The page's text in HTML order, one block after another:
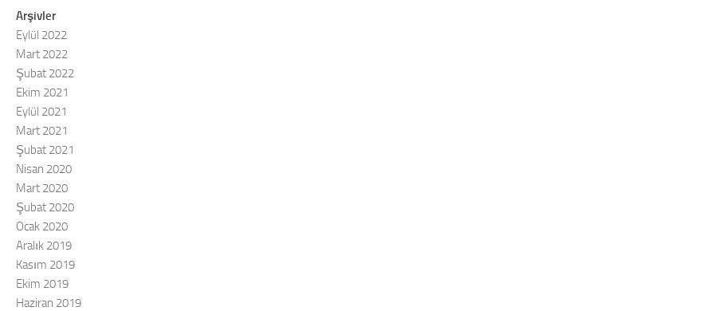
Arşivler
Eylül 2022
Mart 2022
Şubat 2022
Ekim 2021
Eylül 2021
Mart 2021
Şubat 2021
Nisan 2020
Mart 2020
Şubat 2020
Ocak 2020
Aralık 2019
Kasım 2019
Ekim 2019
Haziran 2019